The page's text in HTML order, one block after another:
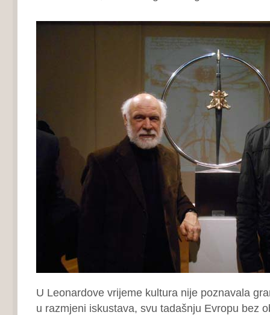
U Leonardove vrijeme kultura nije poznavala
u razmjeni iskustava, svu tadašnju Evropu bez